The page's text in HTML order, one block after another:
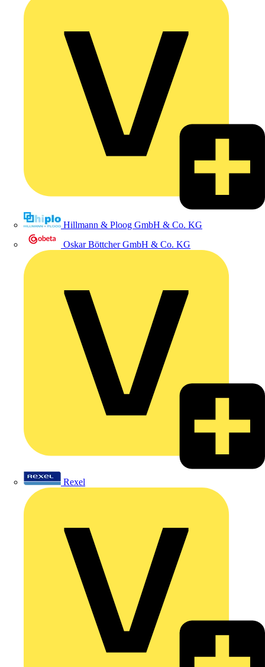
Hillmann & Ploog GmbH & Co. KG
Oskar Böttcher GmbH & Co. KG
Rexel